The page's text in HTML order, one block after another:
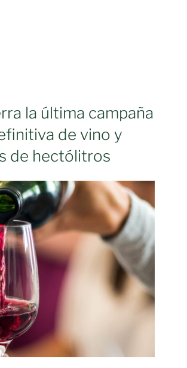
la última campaña
de vino y
de hectólitros